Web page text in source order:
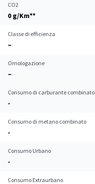
CO2
0 g/Km**
Classe di efficienza
–
Omologazione
–
Consumo di carburante combinato
-
Consumo di metano combinato
-
Consumo Urbano
-
Consumo Extraurbano